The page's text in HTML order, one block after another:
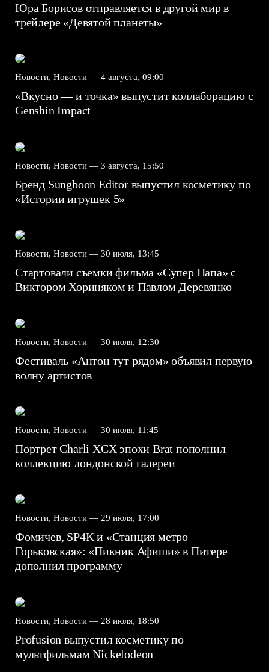
Юра Борисов отправляется в другой мир в
трейлере «Девятой планеты»
Новости, Новости — 4 августа, 09:00
«Вкусно — и точка» выпустит коллаборацию с
Genshin Impact⁠⁠
Новости, Новости — 3 августа, 15:50
Бренд Sungboon Editor выпустил косметику по
«Истории игрушек 5»
Новости, Новости — 30 июля, 13:45
Стартовали съемки фильма «Супер Папа» с
Виктором Хориняком и Павлом Деревянко
Новости, Новости — 30 июля, 12:30
Фестиваль «Антон тут рядом» объявил первую
волну артистов
Новости, Новости — 30 июля, 11:45
Портрет Charli XCX эпохи Brat пополнил
коллекцию лондонской галереи
Новости, Новости — 29 июля, 17:00
Фомичев, SP4K и «Станция метро
Горьковская»: «Пикник Афиши» в Питере
дополнил программу
Новости, Новости — 28 июля, 18:50
Profusion выпустил косметику по
мультфильмам Nickelodeon